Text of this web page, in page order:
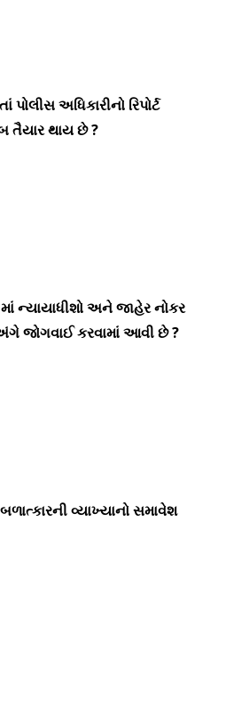
પોલીસ અધિકારીનો રિપોર્ટ
તૈયાર થાય છે ?
ન્યાયાધીશો અને જાહેર નોકર
અંગે જોગવાઈ કરવામાં આવી છે ?
વ્યાખ્યાનો સમાવેશ